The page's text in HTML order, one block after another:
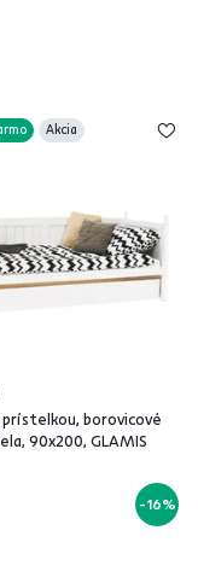
Akcia
borovicové
90x200, GLAMIS
-16%